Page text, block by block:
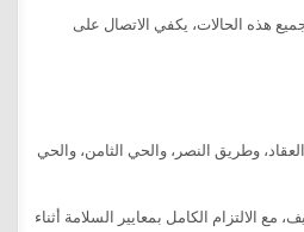
هذه الحالات، يكفي الاتصال على
وطريق النصر، والحي الثامن، والحي
الالتزام الكامل بمعايير السلامة أثناء